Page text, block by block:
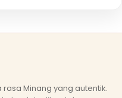
rasa Minang yang autentik.